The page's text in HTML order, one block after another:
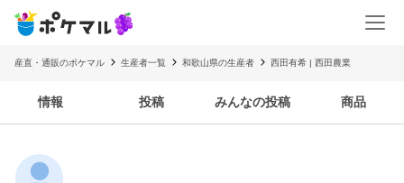
産直・通販のポケマル 生産者一覧 和歌山県の生産者 西田有希 | 西田農業
情報 投稿 みんなの投稿 商品